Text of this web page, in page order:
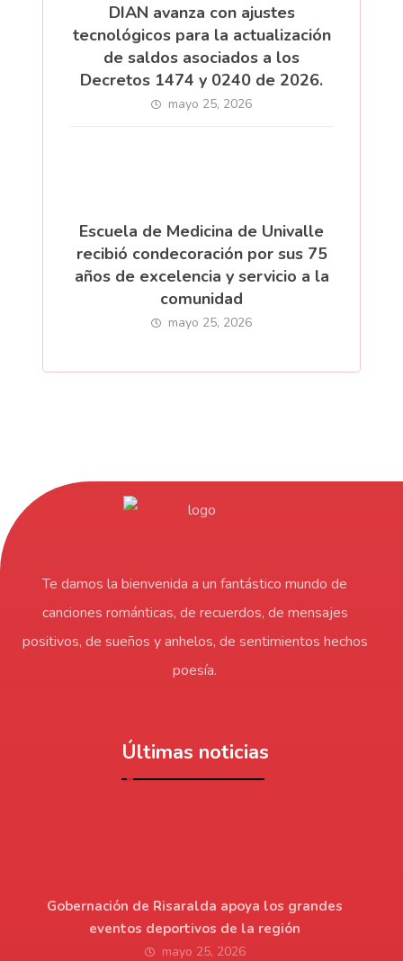
DIAN avanza con ajustes
tecnológicos para la actualización
de saldos asociados a los
Decretos 1474 y 0240 de 2026.
mayo 25, 2026
Escuela de Medicina de Univalle
recibió condecoración por sus 75
años de excelencia y servicio a la
comunidad
mayo 25, 2026
Te damos la bienvenida a un fantástico mundo de
canciones románticas, de recuerdos, de mensajes
positivos, de sueños y anhelos, de sentimientos hechos
poesía.
Últimas noticias
Gobernación de Risaralda apoya los grandes
eventos deportivos de la región
mayo 25, 2026